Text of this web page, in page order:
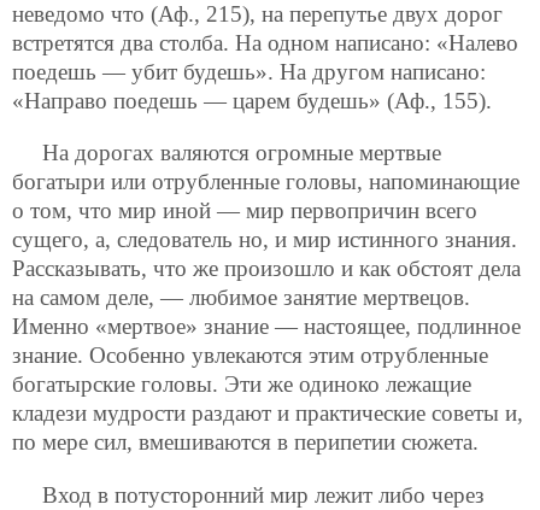
неведомо что (Аф., 215), на перепутье двух дорог
встретятся два столба. На одном написано: «Налево
поедешь — убит будешь». На другом написано:
«Направо поедешь — царем будешь» (Аф., 155).
На дорогах валяются огромные мертвые
богатыри или отрубленные головы, напоминающие
о том, что мир иной — мир первопричин всего
сущего, а, следователь но, и мир истинного знания.
Рассказывать, что же произошло и как обстоят дела
на самом деле, — любимое занятие мертвецов.
Именно «мертвое» знание — настоящее, подлинное
знание. Особенно увлекаются этим отрубленные
богатырские головы. Эти же одиноко лежащие
кладези мудрости раздают и практические советы и,
по мере сил, вмешиваются в перипетии сюжета.
Вход в потусторонний мир лежит либо через